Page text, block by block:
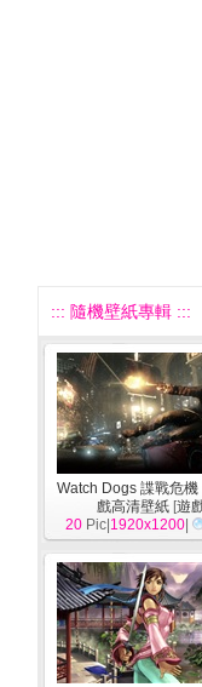
::: 隨機壁紙專輯 :::
Watch Dogs 諜戰危
戲高清壁紙 [遊
20 Pic| 1920x1200